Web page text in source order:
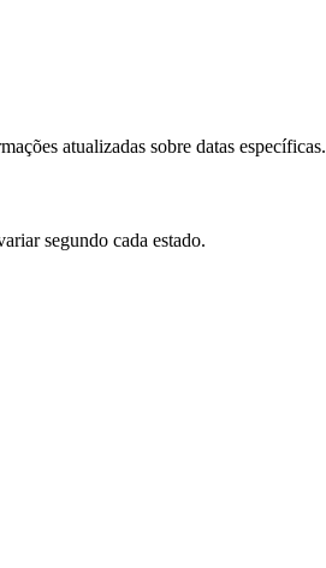
atualizadas sobre datas específicas.
segundo cada estado.